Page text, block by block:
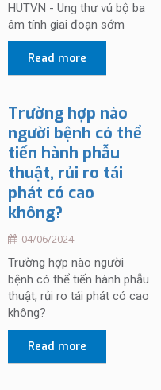
HUTVN - Ung thư vú bộ ba
âm tính giai đoạn sớm
Read more
Trường hợp nào
người bệnh có thể
tiến hành phẫu
thuật, rủi ro tái
phát có cao
không?
04/06/2024
Trường hợp nào người
bệnh có thể tiến hành phẫu
thuật, rủi ro tái phát có cao
không?
Read more